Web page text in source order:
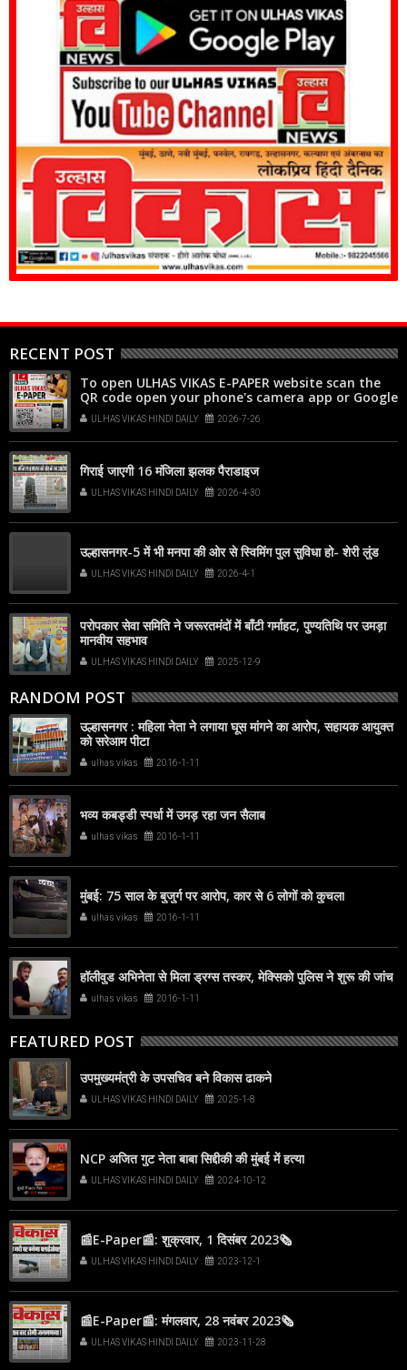
RECENT POST
To open ULHAS VIKAS E-PAPER website scan the
QR code open your phone's camera app or Google
Lens, point it at the code, and tap the web link
popup that appears on your screen
ULHAS VIKAS HINDI DAILY 2026-7-26
गिराई जाएगी 16 मंजिला झलक पैराडाइज
ULHAS VIKAS HINDI DAILY 2026-4-30
उल्हासनगर-5 में भी मनपा की ओर से स्विमिंग पुल सुविधा हो- शेरी लुंड
ULHAS VIKAS HINDI DAILY 2026-4-1
परोपकार सेवा समिति ने जरूरतमंदों में बाँटी गर्माहट, पुण्यतिथि पर उमड़ा
मानवीय सहभाव
ULHAS VIKAS HINDI DAILY 2025-12-9
RANDOM POST
उल्हासनगर : महिला नेता ने लगाया घूस मांगने का आरोप, सहायक आयुक्त
को सरेआम पीटा
ulhas vikas 2016-1-11
भव्य कबड्डी स्पर्धा में उमड़ रहा जन सैलाब
ulhas vikas 2016-1-11
मुंबई: 75 साल के बुजुर्ग पर आरोप, कार से 6 लोगों को कुचला
ulhas vikas 2016-1-11
हॉलीवुड अभिनेता से मिला ड्रग्स तस्कर, मेक्सिको पुलिस ने शुरू की जांच
ulhas vikas 2016-1-11
FEATURED POST
उपमुख्यमंत्री के उपसचिव बने विकास ढाकने
ULHAS VIKAS HINDI DAILY 2025-1-8
NCP अजित गुट नेता बाबा सिद्दीकी की मुंबई में हत्या
ULHAS VIKAS HINDI DAILY 2024-10-12
📰E-Paper📰: शुक्रवार, 1 दिसंबर 2023🗞
ULHAS VIKAS HINDI DAILY 2023-12-1
📰E-Paper📰: मंगलवार, 28 नवंबर 2023🗞
ULHAS VIKAS HINDI DAILY 2023-11-28